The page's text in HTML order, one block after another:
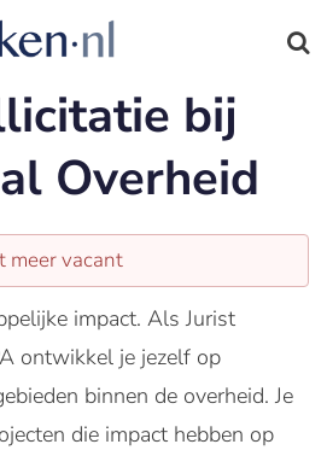
bij
Overheid
meer vacant
impact. Als Jurist
ontwikkel je jezelf op
binnen de overheid. Je
die impact hebben op